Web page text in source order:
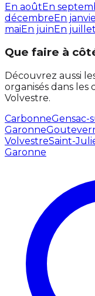
En aoûtEn
décembreEn
maiEn juinEn juillet
Que faire à
Découvrez aussi
organisés dans les
Volvestre.
CarbonneGensac-
Garonne
VolvestreSaint-
Garonne